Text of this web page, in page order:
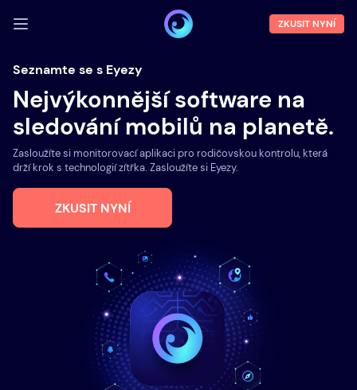
PŘIHLÁSIT SE
Ukázka
Funkce
O nás
Blog
ZKUSIT NYNÍ
Seznamte se s Eyezy
Nejvýkonnější software na
sledování mobilů na planetě.
Zasloužíte si monitorovací aplikaci pro rodičovskou kontrolu, která
drží krok s technologií zítřka. Zasloužíte si Eyezy.
ZKUSIT NYNÍ